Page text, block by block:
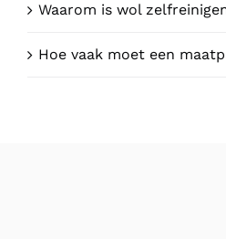
Waarom is wol
Hoe vaak moet een